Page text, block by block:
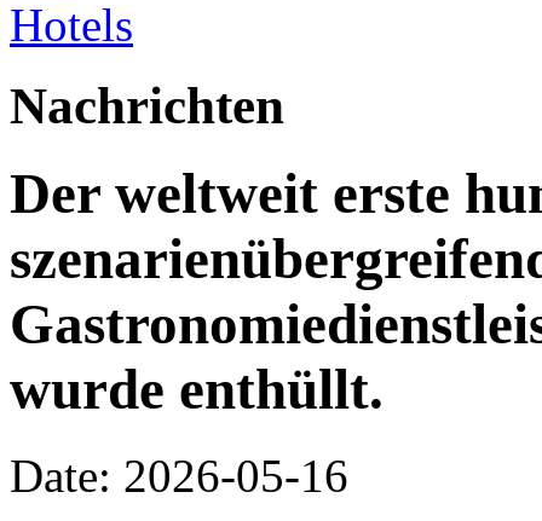
Nachrichten
Der weltweit erste
wurde enthüllt.
Date: 2026-05-16